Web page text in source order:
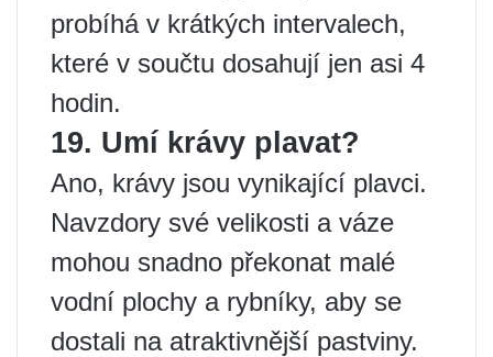
probíhá v krátkých intervalech,
které v součtu dosahují jen asi 4
hodin.
19. Umí krávy plavat?
Ano, krávy jsou vynikající plavci.
Navzdory své velikosti a váze
mohou snadno překonat malé
vodní plochy a rybníky, aby se
dostali na atraktivnější pastviny.